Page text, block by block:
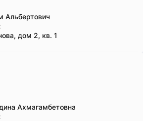
Альбертович
дом 2, кв. 1
Ахмагамбетовна